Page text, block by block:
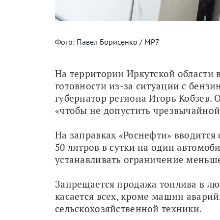
Фото: Павел Борисенко / МР7
На территории Иркутской
готовности из-за ситуации с
губернатор региона Игорь
«чтобы не допустить
На заправках «Роснефти»
50 литров в сутки на один
устанавливать ограничение
Запрещается продажа топлива в
касается всех, кроме машин
сельскохозяйственной техники.